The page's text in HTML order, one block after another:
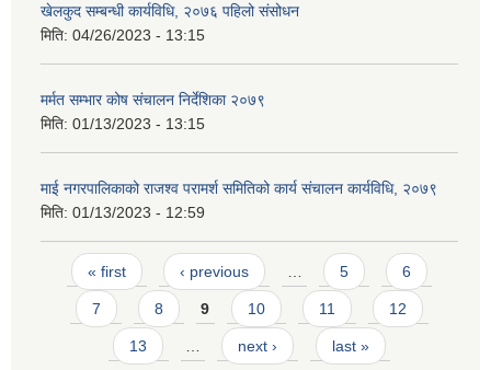
खेलकुद सम्बन्धी कार्यविधि, २०७६ पहिलो संसोधन
मिति: 04/26/2023 - 13:15
मर्मत सम्भार कोष संचालन निर्देशिका २०७९
मिति: 01/13/2023 - 13:15
माई नगरपालिकाको राजश्व परामर्श समितिको कार्य संचालन कार्यविधि, २०७९
मिति: 01/13/2023 - 12:59
Pages
« first ‹ previous … 5 6
7 8 9 10 11 12
13 … next › last »